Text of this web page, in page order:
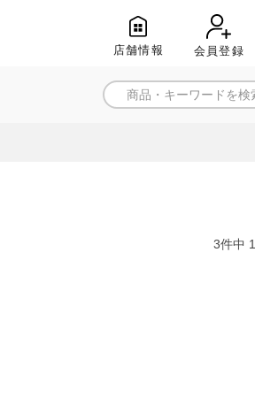
店舗情報 会員登録
3件中 1